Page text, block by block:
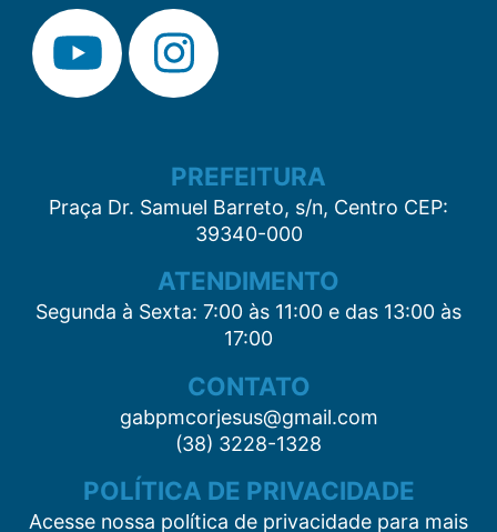
PREFEITURA
Praça Dr. Samuel Barreto, s/n, Centro CEP:
39340-000
ATENDIMENTO
Segunda à Sexta: 7:00 às 11:00 e das 13:00 às
17:00
CONTATO
gabpmcorjesus@gmail.com
(38) 3228-1328
POLÍTICA DE PRIVACIDADE
Acesse nossa política de privacidade para mais